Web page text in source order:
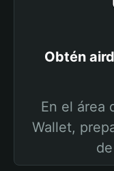
Obtén
En el área
Wallet,